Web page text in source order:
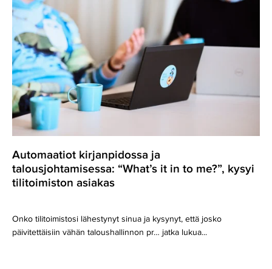
ja
talousjohtamisessa:
“What’s
it
in
to
me?”,
kysyi
tilitoimiston
asiakas
Automaatiot kirjanpidossa ja
talousjohtamisessa: “What’s it in to me?”, kysyi
tilitoimiston asiakas
Onko tilitoimistosi lähestynyt sinua ja kysynyt, että josko
päivitettäisiin vähän taloushallinnon pr… jatka lukua...